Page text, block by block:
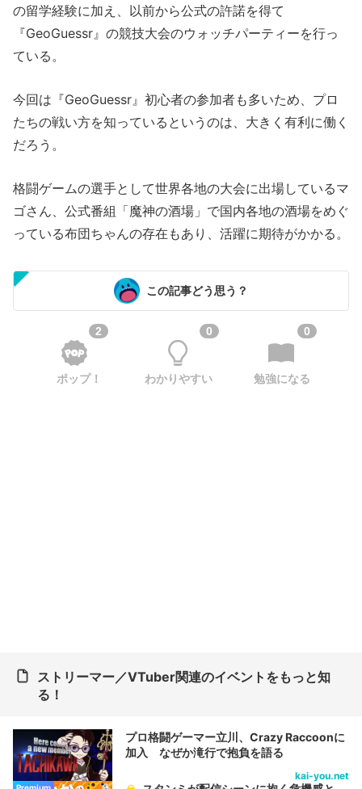
の留学経験に加え、以前から公式の許諾を得て
『GeoGuessr』の競技大会のウォッチパーティーを行っ
ている。
今回は『GeoGuessr』初心者の参加者も多いため、プロ
たちの戦い方を知っているというのは、大きく有利に働く
だろう。
格闘ゲームの選手として世界各地の大会に出場しているマ
ゴさん、公式番組「魔神の酒場」で国内各地の酒場をめぐ
っている布団ちゃんの存在もあり、活躍に期待がかかる。
この記事どう思う？
2
ポップ！
0
わかりやすい
0
勉強になる
ストリーマー／VTuber関連のイベントをもっと知
る！
プロ格闘ゲーマー立川、Crazy Raccoonに
加入 なぜか滝行で抱負を語る
kai-you.net